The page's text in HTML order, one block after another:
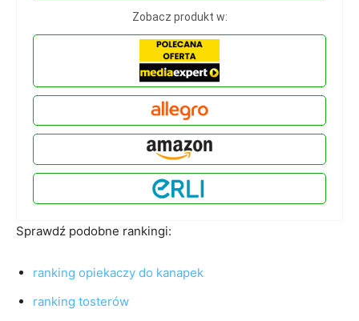
Zobacz produkt w:
Sprawdź podobne rankingi:
ranking opiekaczy do kanapek
ranking tosterów